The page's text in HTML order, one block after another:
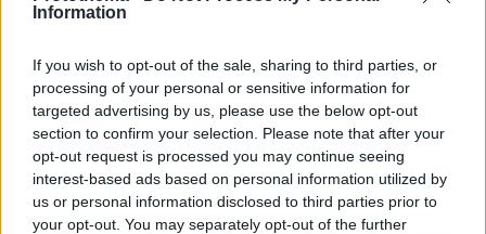
Information
If you wish to opt-out of the sale, sharing to third parties, or
processing of your personal or sensitive information for
targeted advertising by us, please use the below opt-out
section to confirm your selection. Please note that after your
opt-out request is processed you may continue seeing
interest-based ads based on personal information utilized by
us or personal information disclosed to third parties prior to
your opt-out. You may separately opt-out of the further